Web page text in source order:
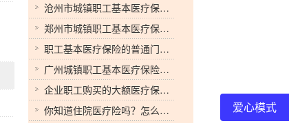
沧州市城镇职工基本医疗保险制度有哪些内容？如何参保缴费
郑州市城镇职工基本医疗保险政策有哪些内容？如何参保缴费
职工基本医疗保险的普通门诊待遇是什么?职工基本医疗保险有哪些支付问题？
广州城镇职工基本医疗保险待遇标准是什么？有区别吗？
企业职工购买的大额医疗保险是否免征个人所得税？
你知道住院医疗险吗？怎么购买医疗保险才划算呢？
爱心模式